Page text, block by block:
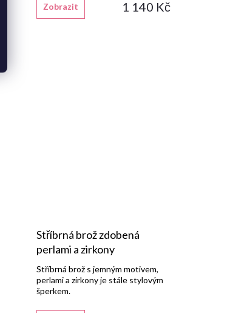
1 140 Kč
Zobrazit
Stříbrná brož zdobená
perlami a zirkony
Stříbrná brož s jemným motivem,
perlami a zirkony je stále stylovým
šperkem.